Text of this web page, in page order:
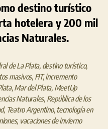
destino turístico
hotelera y 200 mil
Naturales.
de La Plata, destino turístico,
masivos, FIT,incremento
,Mar del Plata, MeetUp
Naturales, República de los
, Teatro Argentino,tecnología en
, vacaciones de invierno